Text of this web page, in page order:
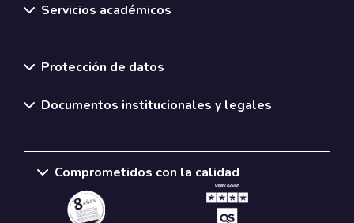
Servicios académicos
Protección de datos
Documentos institucionales y legales
Comprometidos con la calidad